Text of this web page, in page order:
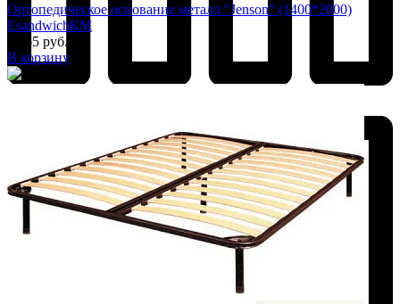
Ортопедическое основание металл "Jenson" (1400*2000)
EsandwichКМ
7 065 руб.
В корзину